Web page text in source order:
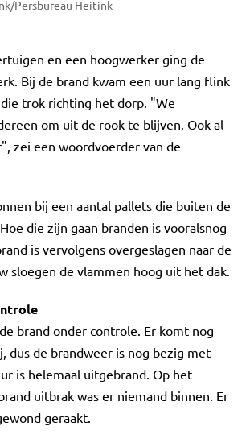
Persbureau Heitink
en een hoogwerker ging de
Bij de brand kwam een uur lang flink
trok richting het dorp. "We
om uit de rook te blijven. Ook al
zei een woordvoerder van de
bij een aantal pallets die buiten de
die zijn gaan branden is vooralsnog
is vervolgens overgeslagen naar de
sloegen de vlammen hoog uit het dak.
brand onder controle. Er komt nog
dus de brandweer is nog bezig met
is helemaal uitgebrand. Op het
uitbrak was er niemand binnen. Er
geraakt.